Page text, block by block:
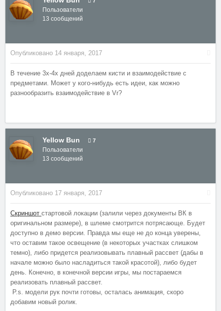
Пользователи
13 сообщений
Опубликовано 14 января, 2017
В течение 3х-4х дней доделаем кисти и взаимодействие с
предметами. Может у кого-нибудь есть идеи, как можно
разнообразить взаимодействие в Vr?
Yellow Bun 7
Пользователи
13 сообщений
Опубликовано 17 января, 2017
Скриншот стартовой локации (залили через документы ВК в
оригинальном размере), в шлеме смотрится потрясающе. Будет
доступно в демо версии. Правда мы еще не до конца уверены,
что оставим такое освещение (в некоторых участках слишком
темно), либо придется реализовывать плавный рассвет (дабы в
начале можно было насладиться такой красотой), либо будет
день. Конечно, в конечной версии игры, мы постараемся
реализовать плавный рассвет.
P.s. модели рук почти готовы, осталась анимация, скоро
добавим новый ролик.